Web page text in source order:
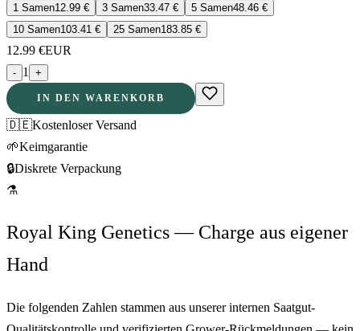
1 Samen12.99 € 3 Samen33.47 € 5 Samen48.46 €
10 Samen103.41 € 25 Samen183.85 €
12.99 €EUR
- 1 +
IN DEN WARENKORB
🇩🇪Kostenloser Versand
🌱Keimgarantie
🔒Diskrete Verpackung
⚗
Royal King Genetics — Charge aus eigener
Hand
Die folgenden Zahlen stammen aus unserer internen Saatgut-